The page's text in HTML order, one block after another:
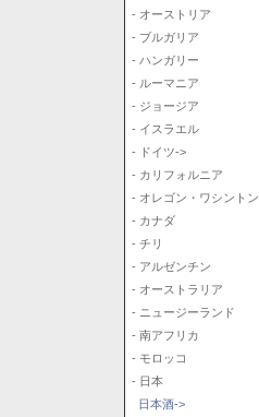
- オーストリア
- ブルガリア
- ハンガリー
- ルーマニア
- ジョージア
- イスラエル
- ドイツ->
- カリフォルニア
- オレゴン・ワシントン
- カナダ
- チリ
- アルゼンチン
- オーストラリア
- ニュージーランド
- 南アフリカ
- モロッコ
- 日本
日本酒->